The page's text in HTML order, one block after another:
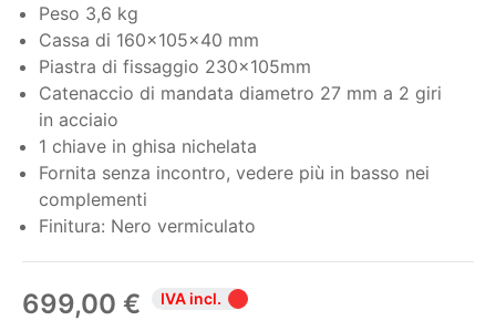
Peso 3,6 kg
Cassa di 160x105x40 mm
Piastra di fissaggio 230x105mm
Catenaccio di mandata diametro 27 mm a 2 giri
in acciaio
1 chiave in ghisa nichelata
Fornita senza incontro, vedere più in basso nei
complementi
Finitura: Nero vermiculato
699,00 € IVA incl.